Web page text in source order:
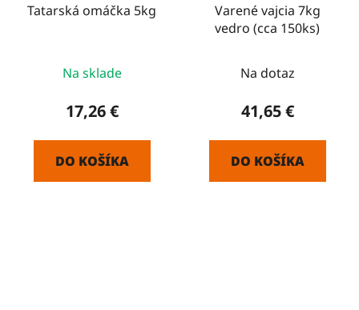
Tatarská omáčka 5kg
Na sklade
17,26 €
DO KOŠÍKA
Varené vajcia 7kg
vedro (cca 150ks)
Na dotaz
41,65 €
DO KOŠÍKA